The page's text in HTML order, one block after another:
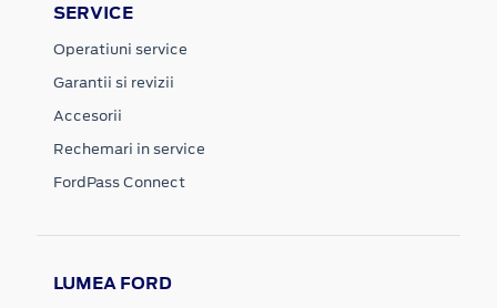
SERVICE
Operatiuni service
Garantii si revizii
Accesorii
Rechemari in service
FordPass Connect
LUMEA FORD